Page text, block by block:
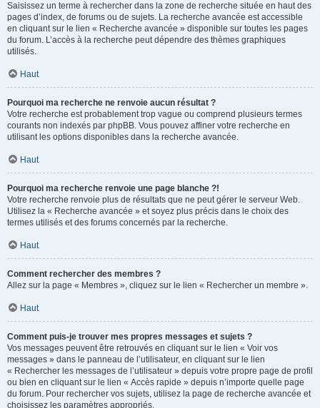
Saisissez un terme à rechercher dans la zone de recherche située en haut des
pages d’index, de forums ou de sujets. La recherche avancée est accessible
en cliquant sur le lien « Recherche avancée » disponible sur toutes les pages
du forum. L’accès à la recherche peut dépendre des thèmes graphiques
utilisés.
Haut
Pourquoi ma recherche ne renvoie aucun résultat ?
Votre recherche est probablement trop vague ou comprend plusieurs termes
courants non indexés par phpBB. Vous pouvez affiner votre recherche en
utilisant les options disponibles dans la recherche avancée.
Haut
Pourquoi ma recherche renvoie une page blanche ?!
Votre recherche renvoie plus de résultats que ne peut gérer le serveur Web.
Utilisez la « Recherche avancée » et soyez plus précis dans le choix des
termes utilisés et des forums concernés par la recherche.
Haut
Comment rechercher des membres ?
Allez sur la page « Membres », cliquez sur le lien « Rechercher un membre ».
Haut
Comment puis-je trouver mes propres messages et sujets ?
Vos messages peuvent être retrouvés en cliquant sur le lien « Voir vos
messages » dans le panneau de l’utilisateur, en cliquant sur le lien
« Rechercher les messages de l’utilisateur » depuis votre propre page de profil
ou bien en cliquant sur le lien « Accès rapide » depuis n’importe quelle page
du forum. Pour rechercher vos sujets, utilisez la page de recherche avancée et
choisissez les paramètres appropriés.